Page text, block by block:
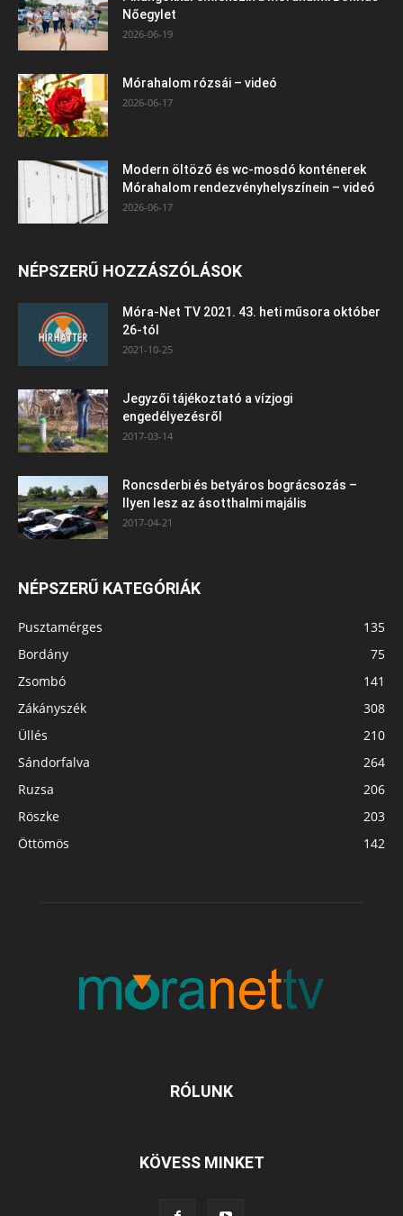
Nőegylet
2026-06-19
Mórahalom rózsái – videó
2026-06-17
Modern öltöző és wc-mosdó konténerek
Mórahalom rendezvényhelyszínein – videó
2026-06-17
NÉPSZERŰ HOZZÁSZÓLÁSOK
Móra-Net TV 2021. 43. heti műsora október
26-tól
2021-10-25
Jegyzői tájékoztató a vízjogi
engedélyezésről
2017-03-14
Roncsderbi és betyáros bográcsozás –
Ilyen lesz az ásotthalmi majális
2017-04-21
NÉPSZERŰ KATEGÓRIÁK
Pusztamérges
135
Bordány
75
Zsombó
141
Zákányszék
308
Üllés
210
Sándorfalva
264
Ruzsa
206
Röszke
203
Öttömös
142
RÓLUNK
KÖVESS MINKET